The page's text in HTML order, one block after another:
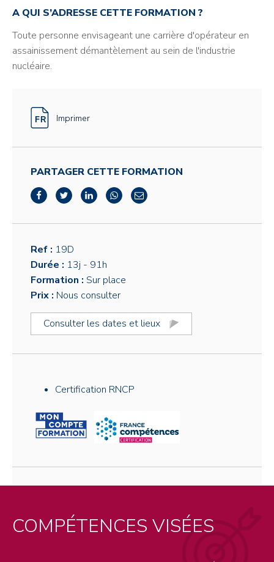
A QUI S’ADRESSE CETTE FORMATION ?
Toute personne envisageant une carrière d'opérateur en
assainissement démantèlement au sein de l'industrie
nucléaire.
Imprimer
PARTAGER CETTE FORMATION
Ref : 19D
Durée : 13j - 91h
Formation : Sur place
Prix : Nous consulter
Consulter les dates et lieux
Certification RNCP
COMPÉTENCES VISÉES